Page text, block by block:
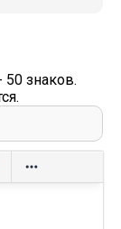
знаков.